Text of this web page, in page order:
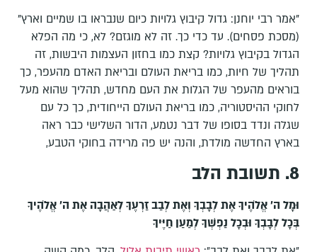
"אמר רבי יוחנן: גדול קיבוץ גלויות כיום שנבראו בו שמיים וארץ"
(מסכת פסחים). עד כדי כך. זה לא מוגזם? לא, כי מה הפלא
הגדול בקיבוץ גלויות? קצת כמו בחזון העצמות היבשות, זה
תהליך של חיות, כמו בריאת העולם ובריאת האדם מהעפר, כך
בוראים מהעפר של הגלות את העם מחדש, תהליך שהוא מעל
לחוקי ההיסטוריה, כמו בריאת העולם הייחודית, כך כל עם
שגלה ונדד בסופו של דבר נטמע, הדור השלישי כבר ראה
בארץ החדשה מולדת, והנה יש פה מרידה בחוקי הטבע,
8. תשובת הלב
וּמָל ה' אֱלֹהֶיךָ אֶת לְבָבְךָ וְאֶת לְבַב זַרְעֶךָ לְאַהֲבָה אֶת ה' אֱלֹהֶיךָ
בְּכָל לְבָבְךָ וּבְכָל נַפְשְׁךָ לְמַעַן חַיֶּיךָ